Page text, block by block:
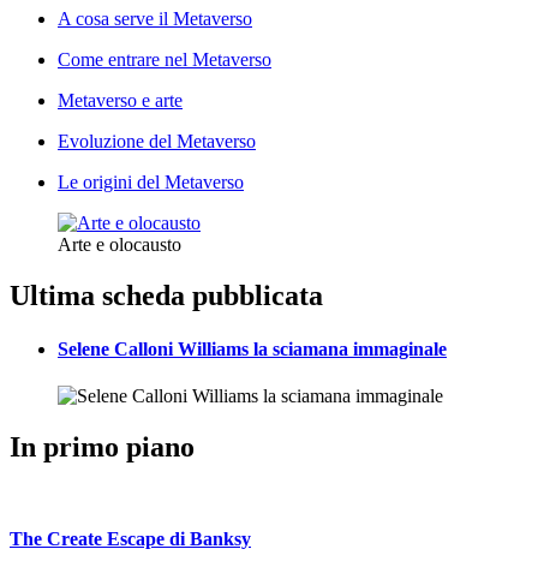
A cosa serve il Metaverso
Come entrare nel Metaverso
Metaverso e arte
Evoluzione del Metaverso
Le origini del Metaverso
Arte e olocausto
Ultima scheda pubblicata
Selene Calloni Williams la sciamana immaginale
In primo piano
The Create Escape di Banksy